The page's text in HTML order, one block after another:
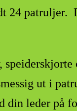
24
ut i
din leder på